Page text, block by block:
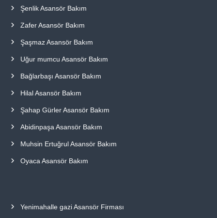
Şenlik Asansör Bakım
Zafer Asansör Bakım
Şaşmaz Asansör Bakım
Uğur mumcu Asansör Bakım
Bağlarbaşı Asansör Bakım
Hilal Asansör Bakım
Şahap Gürler Asansör Bakım
Abidinpaşa Asansör Bakım
Muhsin Ertuğrul Asansör Bakım
Oyaca Asansör Bakım
Yenimahalle gazi Asansör Firması